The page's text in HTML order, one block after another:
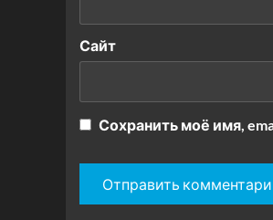
Сайт
Сохранить моё имя,